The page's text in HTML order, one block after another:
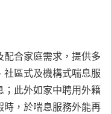
合家庭需求，提供多
區式及機構式喘息服
；此外如家中聘用外籍
時，於喘息服務外能再